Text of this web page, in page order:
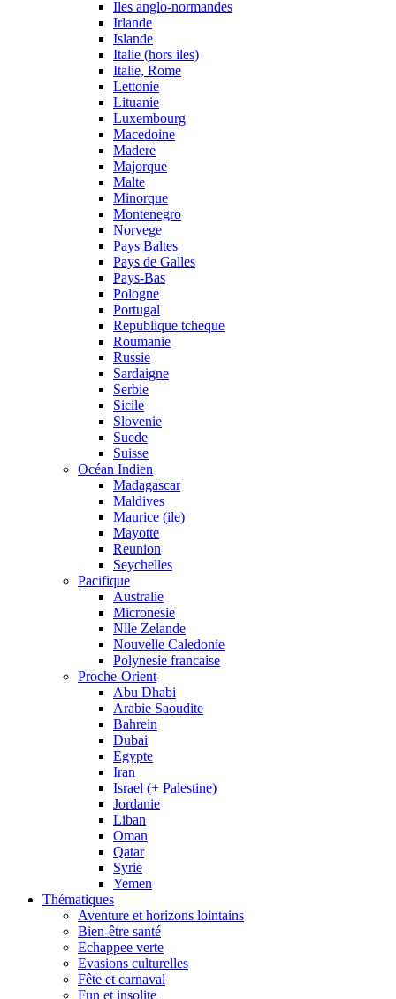
Iles anglo-normandes
Irlande
Islande
Italie (hors iles)
Italie, Rome
Lettonie
Lituanie
Luxembourg
Macedoine
Madere
Majorque
Malte
Minorque
Montenegro
Norvege
Pays Baltes
Pays de Galles
Pays-Bas
Pologne
Portugal
Republique tcheque
Roumanie
Russie
Sardaigne
Serbie
Sicile
Slovenie
Suede
Suisse
Océan Indien
Madagascar
Maldives
Maurice (ile)
Mayotte
Reunion
Seychelles
Pacifique
Australie
Micronesie
Nlle Zelande
Nouvelle Caledonie
Polynesie francaise
Proche-Orient
Abu Dhabi
Arabie Saoudite
Bahrein
Dubai
Egypte
Iran
Israel (+ Palestine)
Jordanie
Liban
Oman
Qatar
Syrie
Yemen
Thématiques
Aventure et horizons lointains
Bien-être santé
Echappee verte
Evasions culturelles
Fête et carnaval
Fun et insolite